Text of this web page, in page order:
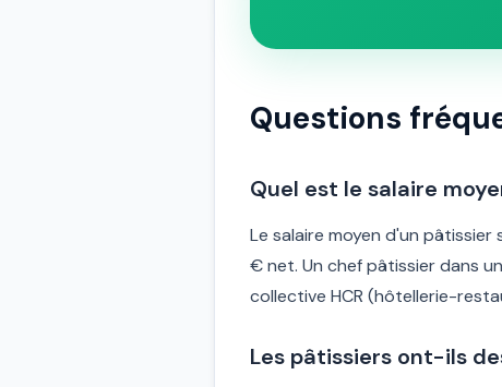
Questions
Quel est le salaire
Le salaire moyen d'un
€ net. Un chef pâtissier dans
collective HCR (hôtellerie-
Les pâtissiers ont-ils